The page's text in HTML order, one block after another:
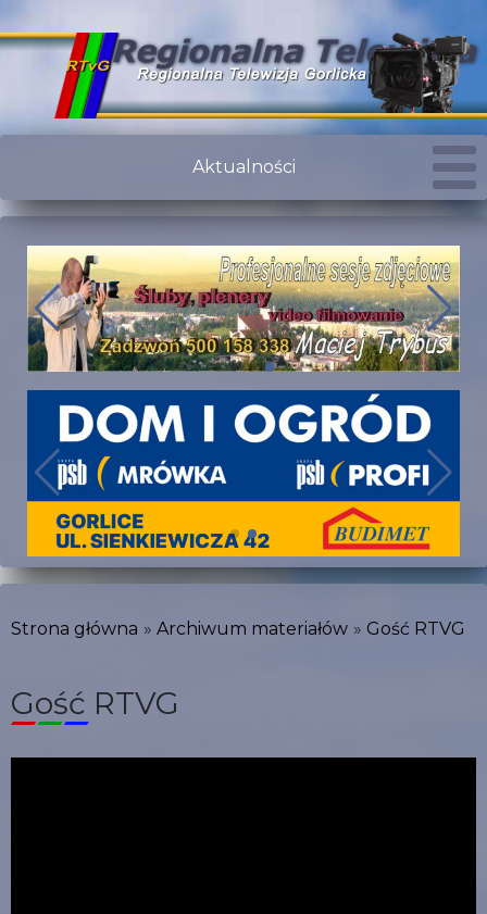
Aktualności
Strona główna Archiwum materiałów Gość RTVG
Gość RTVG